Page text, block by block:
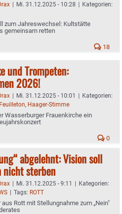
| Mi. 31.12.2025 - 10:28 | Kategorien:
zum Jahreswechsel: Kultstätte
gemeinsam retten
18
und Trompeten:
2026!
| Mi. 31.12.2025 - 10:01 | Kategorien:
Feuilleton, Haager-Stimme
Wasserburger Frauenkirche ein
0
abgelehnt: Vision soll
sterben
| Mi. 31.12.2025 - 9:11 | Kategorien:
| Tags: ROTT
aus Rott mit Stellungnahme zum „Nein"